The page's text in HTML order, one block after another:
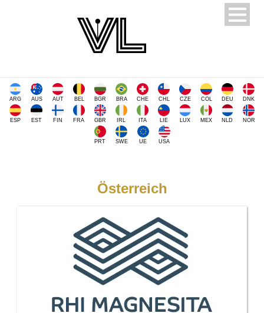
ARG AUS AUT BEL BGR BRA CHE CHL CZE COL DEU DNK
ESP EST FIN FRA GBR IRL ITA LIE LUX MEX NLD NOR
PRT SWE UE USA
Österreich